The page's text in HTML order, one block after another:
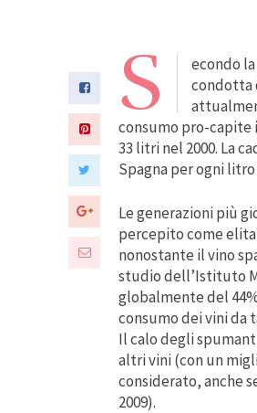
S
econdo
condotta
consumo pro-capite
33 litri nel 2000. La
Spagna per ogni
Le generazioni più
percepito come
nonostante il vino
studio dell’Istituto
globalmente del
consumo dei vini da
Il calo degli
altri vini (con un
considerato, anche
2009).